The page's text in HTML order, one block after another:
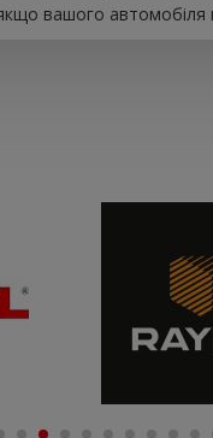
вашого